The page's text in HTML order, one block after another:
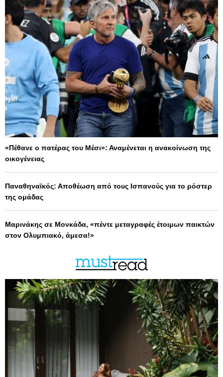
«Πέθανε ο πατέρας του Μέσι»: Αναμένεται η ανακοίνωση της
οικογένειας
Παναθηναϊκός: Αποθέωση από τους Ισπανούς για το ρόστερ
της ομάδας
Μαρινάκης σε Μονκάδα, «πέντε μεταγραφές έτοιμων παικτών
στον Ολυμπιακό, άμεσα!»